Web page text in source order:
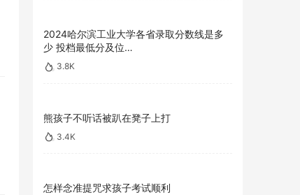
2024哈尔滨工业大学各省录取分数线是多
少 投档最低分及位…
3.8K
熊孩子不听话被趴在凳子上打
3.4K
怎样念准提咒求孩子考试顺利